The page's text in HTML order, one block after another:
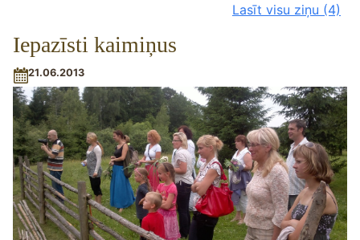
Lasīt visu ziņu (4)
Iepazīsti kaimiņus
21.06.2013